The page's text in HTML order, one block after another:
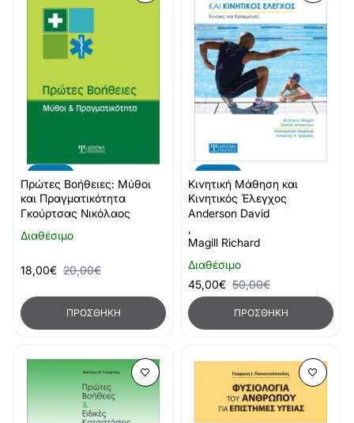
Διαθέσιμο
Πρώτες Βοήθειες: Μύθοι
και Πραγματικότητα
Γκούρτσας Νικόλαος
18,00€ 20,00€
ΠΡΟΣΘΉΚΗ
Διαθέσιμο
Κινητική Μάθηση και
Κινητικός Έλεγχος
Anderson David
,
Magill Richard
45,00€ 50,00€
ΠΡΟΣΘΉΚΗ